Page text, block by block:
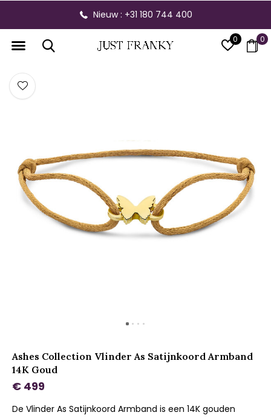
0 0
Nieuw : +31 180 744 400
Ashes Collection Vlinder As Satijnkoord Armband
14K Goud
€ 499
De Vlinder As Satijnkoord Armband is een 14K gouden